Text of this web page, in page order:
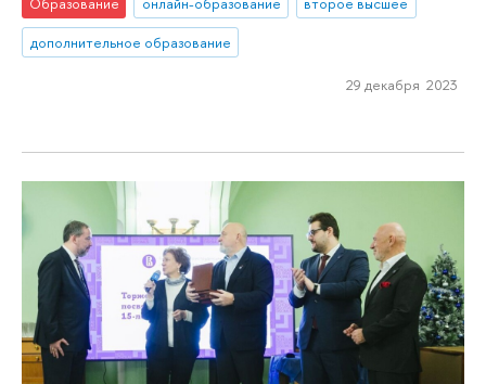
дополнительное образование
29 декабря 2023